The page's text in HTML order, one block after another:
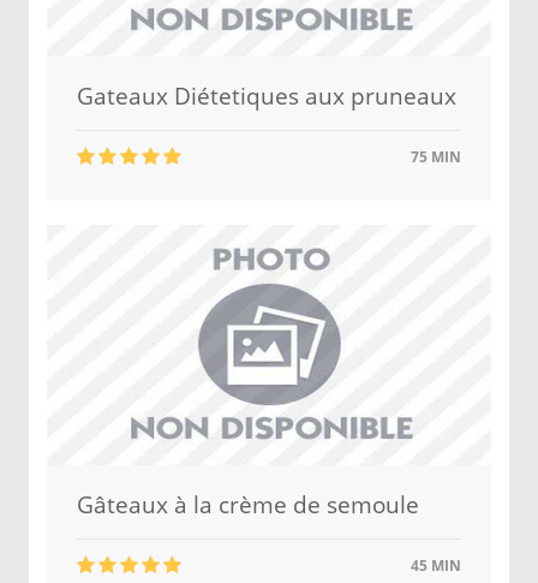
Gateaux Diétetiques aux pruneaux
75 MIN
Gâteaux à la crème de semoule
45 MIN